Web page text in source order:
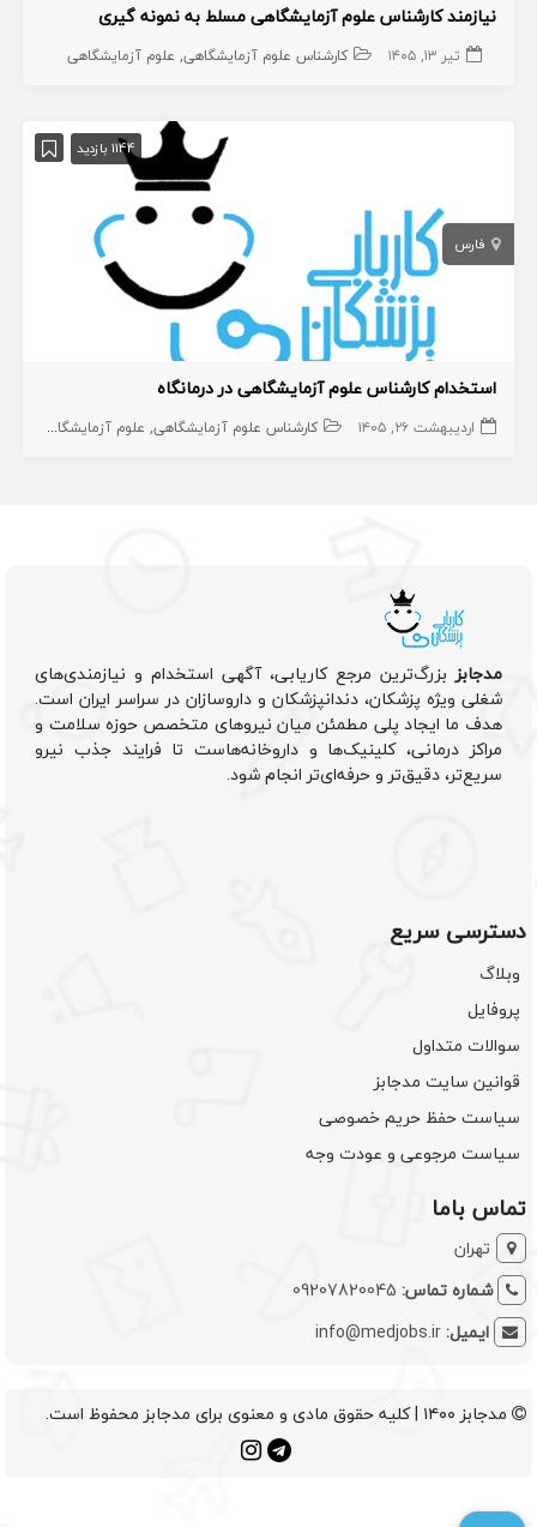
نیازمند کارشناس علوم آزمایشگاهی مسلط به نمونه گیری
تیر ۱۳, ۱۴۰۵ کارشناس علوم آزمایشگاهی علوم آزمایشگاهی
1144 بازدید
فارس
استخدام کارشناس علوم آزمایشگاهی در درمانگاه
اردیبهشت ۲۶, ۱۴۰۵ کارشناس علوم آزمایشگاهی علوم آزمایشگاهی
مدجابزبزرگ‌ترین مرجع کاریابی، آگهی استخدام و نیازمندی‌های
شغلی ویژه پزشکان، دندانپزشکان و داروسازان در سراسر ایران است.
هدف ما ایجاد پلی مطمئن میان نیروهای متخصص حوزه سلامت و
مراکز درمانی، کلینیک‌ها و داروخانه‌هاست تا فرایند جذب نیرو
سریع‌تر، دقیق‌تر و حرفه‌ای‌تر انجام شود.
دسترسی سریع
وبلاگ
پروفایل
سوالات متداول
قوانین سایت مدجابز
سیاست حفظ حریم خصوصی
سیاست مرجوعی و عودت وجه
تماس باما
تهران
شماره تماس: 09207820045
ایمیل:info@medjobs.ir
مدجابز ۱۴۰۰ | کلیه حقوق مادی و معنوی برای مدجابز محفوظ است.